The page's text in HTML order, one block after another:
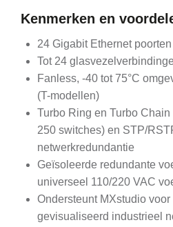
Kenmerken en
24 Gigabit Ethernet poorten
Tot 24
Fanless, -40 tot 75°C
(T-modellen)
Turbo Ring en Turbo
250 switches) en STP/
netwerkredundantie
Geïsoleerde redundante
universeel 110/220 VAC
Ondersteunt MXstudio
gevisualiseerd industrieel